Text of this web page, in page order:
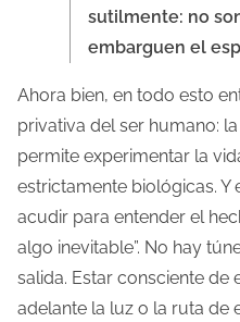
sutilmente: no
embarguen el
Ahora bien, en todo esto
privativa del ser humano:
permite experimentar la
estrictamente biológicas. Y
acudir para entender el
algo inevitable”. No hay
salida. Estar consciente de
adelante la luz o la ruta de